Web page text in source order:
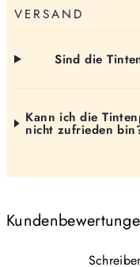
VERSAND
Sind die
Kann ich die
nicht zufrieden